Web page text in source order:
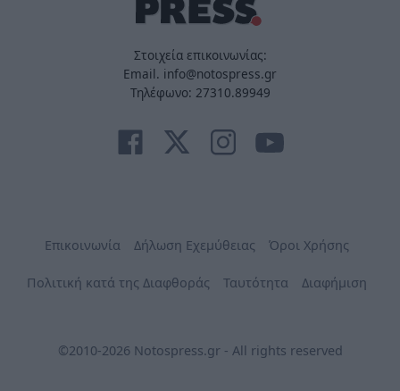
Στοιχεία επικοινωνίας:
Email. info@notospress.gr
Τηλέφωνο: 27310.89949
Επικοινωνία Δήλωση Εχεμύθειας Όροι Χρήσης
Πολιτική κατά της Διαφθοράς Ταυτότητα Διαφήμιση
©2010-2026 Notospress.gr - All rights reserved